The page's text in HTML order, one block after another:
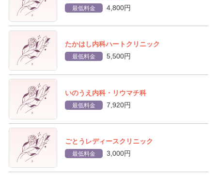
最低料金 4,800円
たかはし内科ハートクリニック
最低料金 5,500円
いのうえ内科・リウマチ科
最低料金 7,920円
ごとうレディースクリニック
最低料金 3,000円